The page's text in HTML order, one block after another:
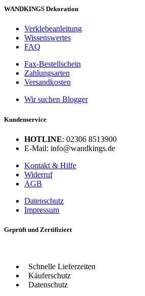
WANDKINGS Dekoration
Verklebeanleitung
Wissenswertes
FAQ
Fax-Bestellschein
Zahlungsarten
Versandkosten
Wir suchen Blogger
Kundenservice
HOTLINE: 02306 8513900
E-Mail: info@wandkings.de
Kontakt & Hilfe
Widerruf
AGB
Datenschutz
Impressum
Geprüft und Zertifiziert
Schnelle Lieferzeiten
Käuferschutz
Datenschutz